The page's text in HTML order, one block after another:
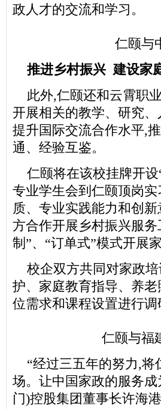
政人才的交流和学习。
仁颐与
推进乡村振兴 建设家
此外,仁颐还和云霄职
开展相关的教学、研究
提升国际交流合作水平,
通、经验互鉴。
仁颐将在该校挂牌开
专业学生会到仁颐顶岗
质、专业实践能力和创
方合作开展乡村振兴服
制”、“订单式”模式开展
校企双方共同对家政
护、家庭教育指导、养
位需求和课程设置进行
仁颐与福
“经过三五年的努力,
场。让中国家政的服务
门)控股集团董事长许海